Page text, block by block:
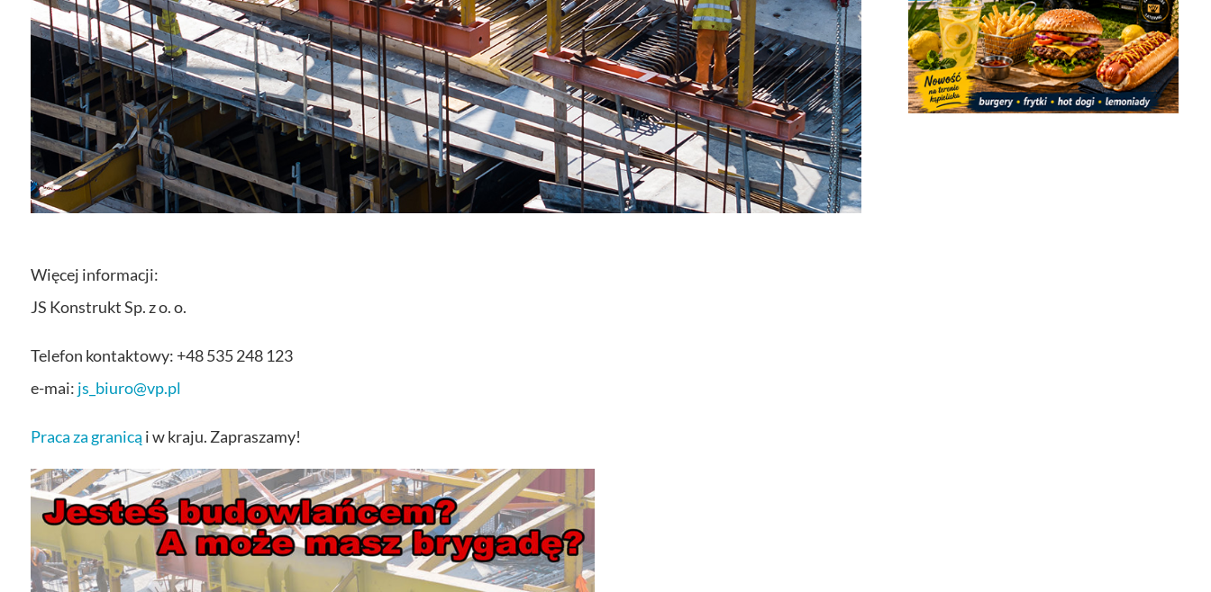
Więcej informacji:
JS Konstrukt Sp. z o. o.
Telefon kontaktowy: +48 535 248 123
e-mai: js_biuro@vp.pl
Praca za granicą i w kraju. Zapraszamy!